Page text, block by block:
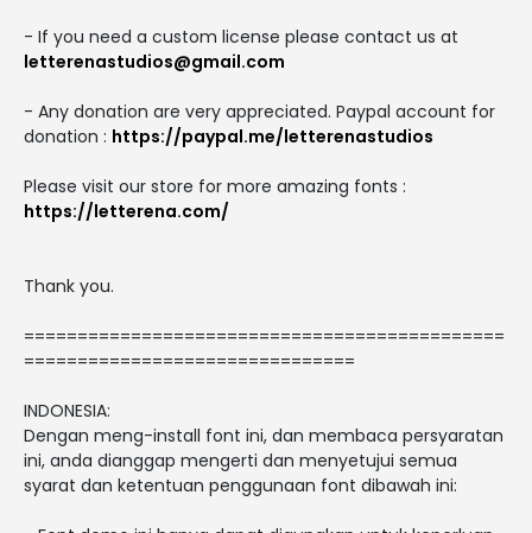
- If you need a custom license please contact us at
letterenastudios@gmail.com
- Any donation are very appreciated. Paypal account for
donation : https://paypal.me/letterenastudios
Please visit our store for more amazing fonts :
https://letterena.com/
Thank you.
=============================================
===============================
INDONESIA:
Dengan meng-install font ini, dan membaca persyaratan
ini, anda dianggap mengerti dan menyetujui semua
syarat dan ketentuan penggunaan font dibawah ini: